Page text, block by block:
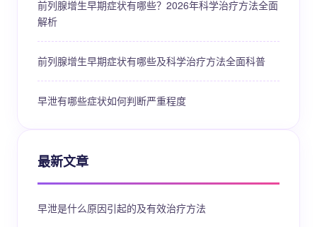
前列腺增生早期症状有哪些？2026年科学治疗方法全面
解析
前列腺增生早期症状有哪些及科学治疗方法全面科普
早泄有哪些症状如何判断严重程度
最新文章
早泄是什么原因引起的及有效治疗方法